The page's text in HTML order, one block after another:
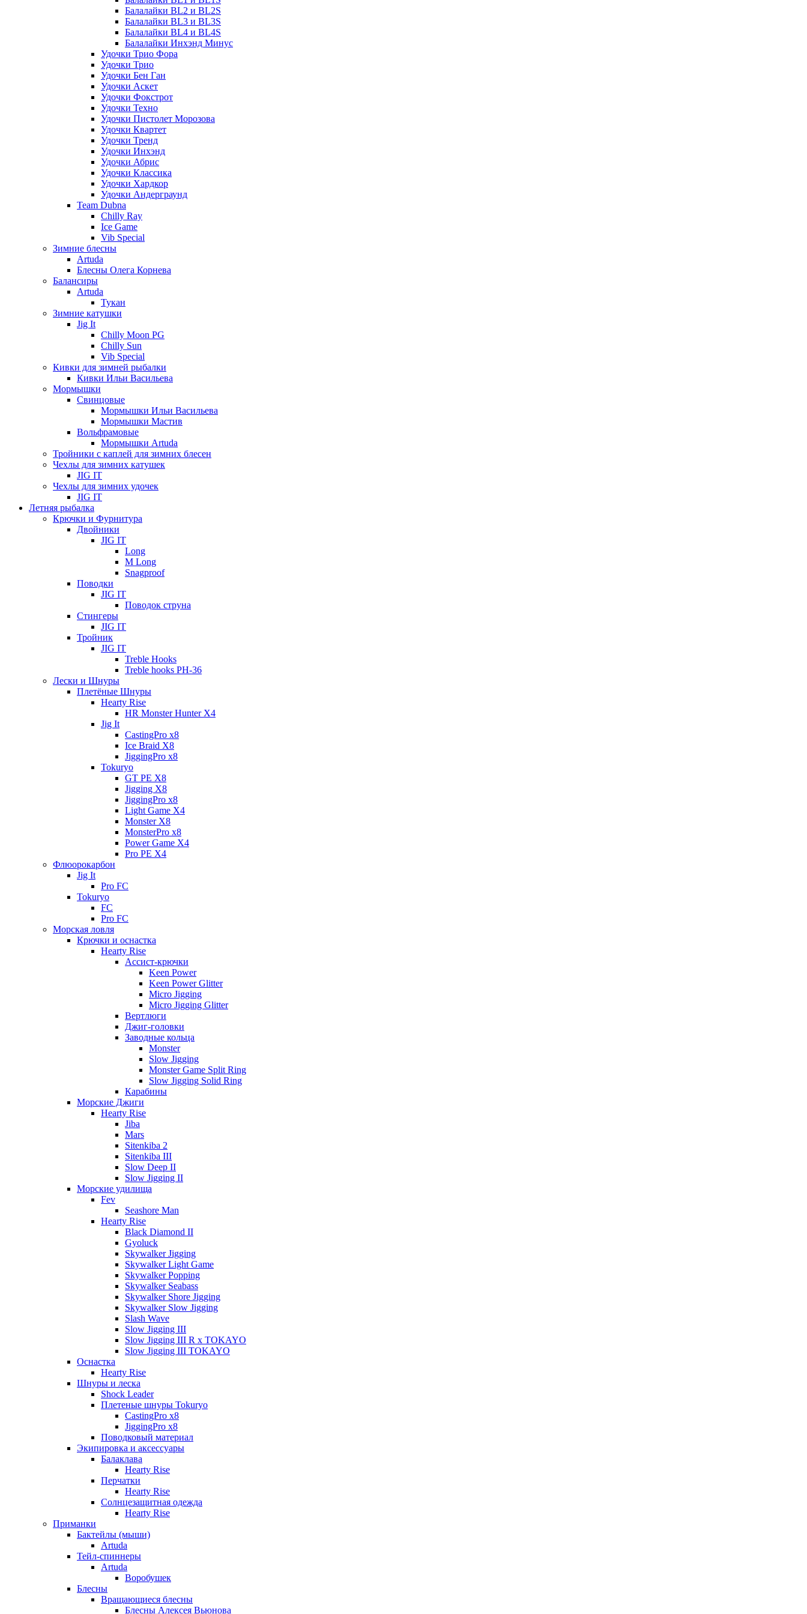
Балалайки BL2 и BL2S
Балалайки BL3 и BL3S
Балалайки BL4 и BL4S
Балалайки Инхэнд Минус
Удочки Трио Фора
Удочки Трио
Удочки Бен Ган
Удочки Аскет
Удочки Фокстрот
Удочки Техно
Удочки Пистолет Морозова
Удочки Квартет
Удочки Тренд
Удочки Инхэнд
Удочки Абрис
Удочки Классика
Удочки Хардкор
Удочки Андерграунд
Team Dubna
Chilly Ray
Ice Game
Vib Special
Зимние блесны
Artuda
Блесны Олега Корнева
Балансиры
Artuda
Тукан
Зимние катушки
Jig It
Chilly Moon PG
Chilly Sun
Vib Special
Кивки для зимней рыбалки
Кивки Ильи Васильева
Мормышки
Свинцовые
Мормышки Ильи Васильева
Мормышки Мастив
Вольфрамовые
Мормышки Artuda
Тройники с каплей для зимних блесен
Чехлы для зимних катушек
JIG IT
Чехлы для зимних удочек
JIG IT
Летняя рыбалка
Крючки и Фурнитура
Двойники
JIG IT
Long
M Long
Snagproof
Поводки
JIG IT
Поводок струна
Стингеры
JIG IT
Тройник
JIG IT
Treble Hooks
Treble hooks PH-36
Лески и Шнуры
Плетёные Шнуры
Hearty Rise
HR Monster Hunter X4
Jig It
CastingPro x8
Ice Braid X8
JiggingPro x8
Tokuryo
GT PE X8
Jigging X8
JiggingPro x8
Light Game X4
Monster X8
MonsterPro x8
Power Game X4
Pro PE X4
Флюорокарбон
Jig It
Pro FC
Tokuryo
FC
Pro FC
Морская ловля
Крючки и оснастка
Hearty Rise
Ассист-крючки
Keen Power
Keen Power Glitter
Micro Jigging
Micro Jigging Glitter
Вертлюги
Джиг-головки
Заводные кольца
Monster
Slow Jigging
Monster Game Split Ring
Slow Jigging Solid Ring
Карабины
Морские Джиги
Hearty Rise
Jiba
Mars
Sitenkiba 2
Sitenkiba III
Slow Deep II
Slow Jigging II
Морские удилища
Fev
Seashore Man
Hearty Rise
Black Diamond II
Gyoluck
Skywalker Jigging
Skywalker Light Game
Skywalker Popping
Skywalker Seabass
Skywalker Shore Jigging
Skywalker Slow Jigging
Slash Wave
Slow Jigging III
Slow Jigging III R x TOKAYO
Slow Jigging III TOKAYO
Оснастка
Hearty Rise
Шнуры и леска
Shock Leader
Плетеные шнуры Tokuryo
CastingPro x8
JiggingPro x8
Поводковый материал
Экипировка и аксессуары
Балаклава
Hearty Rise
Перчатки
Hearty Rise
Солнцезащитная одежда
Hearty Rise
Приманки
Бактейлы (мыши)
Artuda
Тейл-спиннеры
Artuda
Воробушек
Блесны
Вращающиеся блесны
Блесны Алексея Вьюнова